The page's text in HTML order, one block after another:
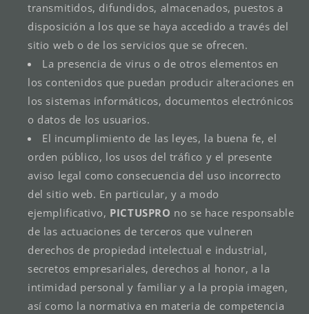
transmitidos, difundidos, almacenados, puestos a
disposición a los que se haya accedido a través del
sitio web o de los servicios que se ofrecen.
La presencia de virus o de otros elementos en
los contenidos que puedan producir alteraciones en
los sistemas informáticos, documentos electrónicos
o datos de los usuarios.
El incumplimiento de las leyes, la buena fe, el
orden público, los usos del tráfico y el presente
aviso legal como consecuencia del uso incorrecto
del sitio web. En particular, y a modo
ejemplificativo, PICTUSPRO no se hace responsable
de las actuaciones de terceros que vulneren
derechos de propiedad intelectual e industrial,
secretos empresariales, derechos al honor, a la
intimidad personal y familiar y a la propia imagen,
así como la normativa en materia de competencia